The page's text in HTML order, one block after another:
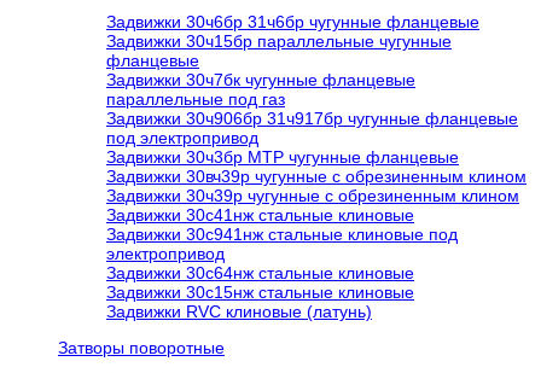
Задвижки 30ч6бр 31ч6бр чугунные фланцевые
Задвижки 30ч15бр параллельные чугунные
фланцевые
Задвижки 30ч7бк чугунные фланцевые
параллельные под газ
Задвижки 30ч906бр 31ч917бр чугунные фланцевые
под электропривод
Задвижки 30ч3бр МТР чугунные фланцевые
Задвижки 30вч39р чугунные с обрезиненным клином
Задвижки 30ч39р чугунные с обрезиненным клином
Задвижки 30с41нж стальные клиновые
Задвижки 30с941нж стальные клиновые под
электропривод
Задвижки 30с64нж стальные клиновые
Задвижки 30с15нж стальные клиновые
Задвижки RVC клиновые (латунь)
Затворы поворотные